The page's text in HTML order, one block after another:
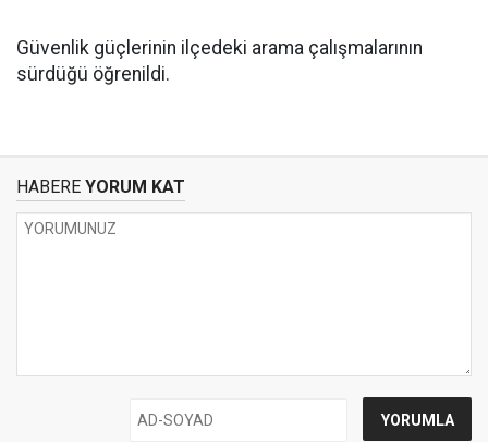
Güvenlik güçlerinin ilçedeki arama çalışmalarının
sürdüğü öğrenildi.
HABERE YORUM KAT